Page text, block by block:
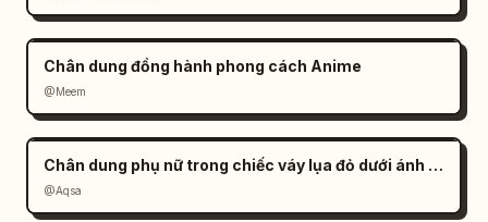
Chân dung đồng hành phong cách Anime
@Meem
Chân dung phụ nữ trong chiếc váy lụa đỏ dưới ánh nắng
@Aqsa